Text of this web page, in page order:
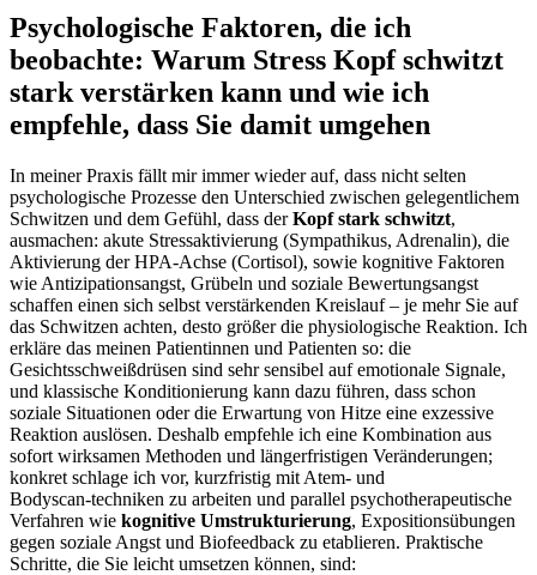
Psychologische⁤ Faktoren, die ich
beobachte:⁢ Warum Stress Kopf schwitzt
stark verstärken kann und wie ich
empfehle, dass Sie damit umgehen
In meiner Praxis fällt mir ‌immer​ wieder auf, dass⁣ nicht selten
psychologische Prozesse den Unterschied zwischen gelegentlichem
Schwitzen und dem Gefühl, dass derKopf stark schwitzt,
ausmachen: akute Stressaktivierung (Sympathikus, Adrenalin), die
Aktivierung der HPA‑Achse ⁤(Cortisol), sowie kognitive Faktoren
wie Antizipationsangst, Grübeln und soziale Bewertungsangst
schaffen einen sich selbst verstärkenden Kreislauf – je mehr Sie auf
das⁢ Schwitzen achten, desto größer die physiologische Reaktion.⁤ Ich⁢
erkläre​ das meinen Patientinnen und Patienten ⁢so: die
Gesichtsschweißdrüsen sind⁢ sehr sensibel‍ auf⁣ emotionale Signale,
und klassische Konditionierung kann dazu führen, dass schon
soziale Situationen oder die Erwartung von Hitze eine exzessive
Reaktion auslösen. Deshalb empfehle ich​ eine Kombination ⁢aus
sofort wirksamen Methoden und längerfristigen Veränderungen;
konkret schlage ich vor, kurzfristig mit⁣ Atem‑ und
Bodyscan‑techniken zu arbeiten und parallel psychotherapeutische
Verfahren wie kognitive Umstrukturierung, Expositionsübungen
gegen soziale Angst und Biofeedback zu etablieren. Praktische
Schritte, die ‌Sie leicht ⁣umsetzen können, sind: